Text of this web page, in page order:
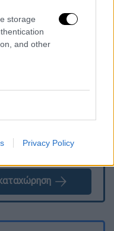
storage
and other
Privacy Policy
δική σας ευθύνη. Το
σχόλια θα